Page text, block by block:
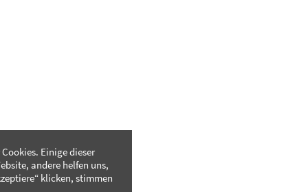
Einige dieser
andere helfen uns,
klicken, stimmen